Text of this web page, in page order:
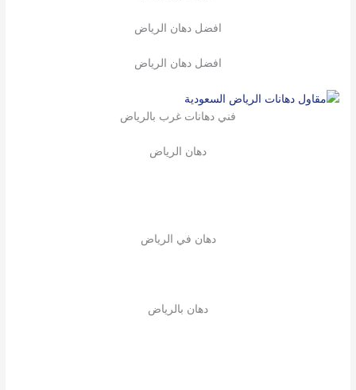
افضل دهان الرياض
افضل دهان الرياض
فني دهانات غرب بالرياض
دهان الرياض
دهان في الرياض
دهان بالرياض